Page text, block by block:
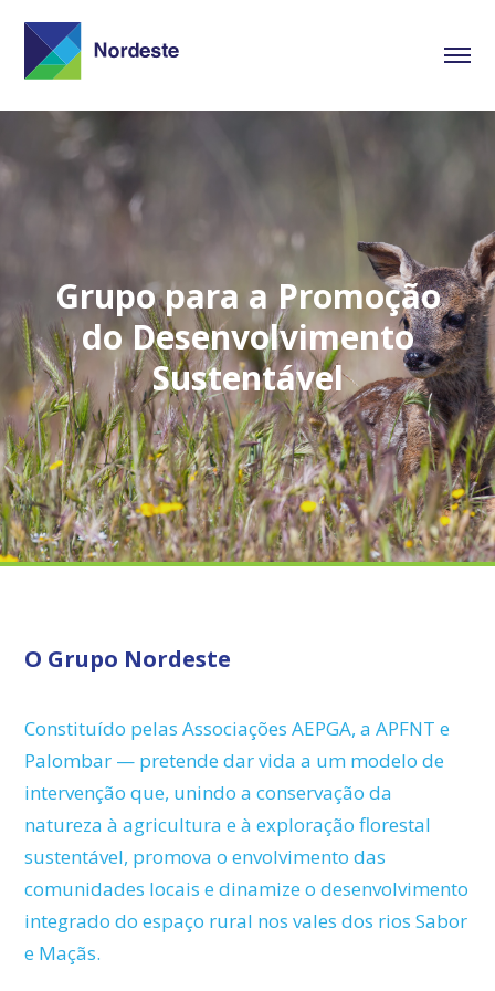
Grupo para a Promoção
do Desenvolvimento
Sustentável
O Grupo Nordeste
Constituído pelas Associações AEPGA, a APFNT e
Palombar — pretende dar vida a um modelo de
intervenção que, unindo a conservação da
natureza à agricultura e à exploração florestal
sustentável, promova o envolvimento das
comunidades locais e dinamize o desenvolvimento
integrado do espaço rural nos vales dos rios Sabor
e Maçãs.